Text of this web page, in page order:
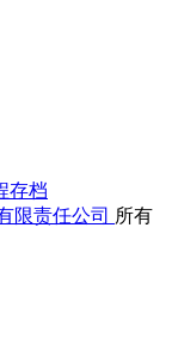
存档
限责任公司 所有